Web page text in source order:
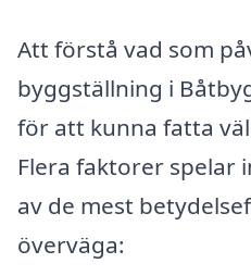
Att förstå vad som
byggställning i
för att kunna fatta
Flera faktorer spelar
av de mest
överväga: